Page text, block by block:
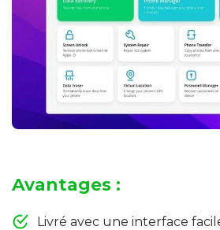
Avantages :
Livré avec une interface